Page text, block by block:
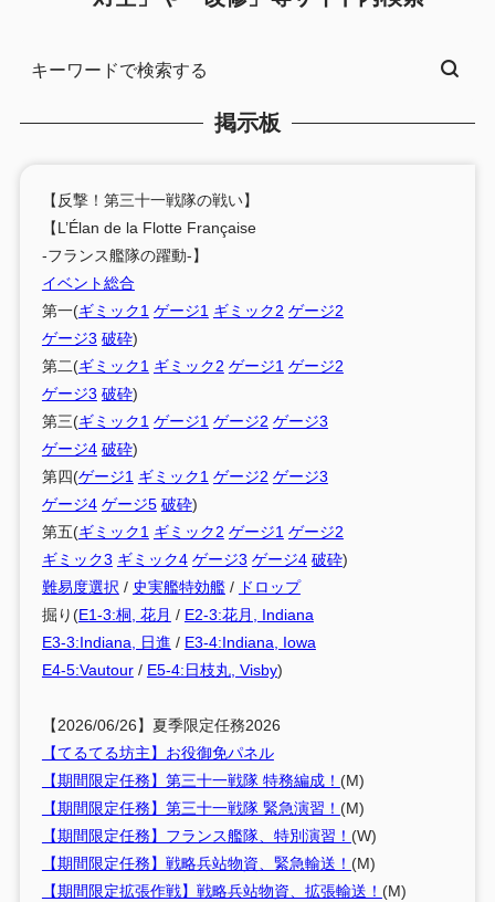
掲示板
【反撃！第三十一戦隊の戦い】
【L’Élan de la Flotte Française
-フランス艦隊の躍動-】
イベント総合
第一(ギミック1 ゲージ1 ギミック2 ゲージ2
ゲージ3 破砕)
第二(ギミック1 ギミック2 ゲージ1 ゲージ2
ゲージ3 破砕)
第三(ギミック1 ゲージ1 ゲージ2 ゲージ3
ゲージ4 破砕)
第四(ゲージ1 ギミック1 ゲージ2 ゲージ3
ゲージ4 ゲージ5 破砕)
第五(ギミック1 ギミック2 ゲージ1 ゲージ2
ギミック3 ギミック4 ゲージ3 ゲージ4 破砕)
難易度選択 / 史実艦特効艦/ ドロップ
掘り(E1-3:桐, 花月 / E2-3:花月, Indiana
E3-3:Indiana, 日進 / E3-4:Indiana, Iowa
E4-5:Vautour/ E5-4:日枝丸, Visby)
【2026/06/26】夏季限定任務2026
【てるてる坊主】お役御免パネル
【期間限定任務】第三十一戦隊 特務編成！ (M)
【期間限定任務】第三十一戦隊 緊急演習！ (M)
【期間限定任務】フランス艦隊、特別演習！ (W)
【期間限定任務】戦略兵站物資、緊急輸送！ (M)
【期間限定拡張作戦】戦略兵站物資、拡張輸送！ (M)